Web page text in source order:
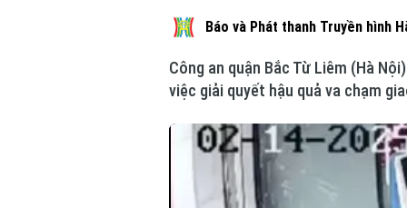
Xã hội
An ninh trật tự
Khoảnh khắc Hà
Ẩm thực
Hồ sơ
Người
Báo và Phát thanh Truyền hình
Công an quận Bắc Từ Liêm (Hà
việc giải quyết hậu quả va chạm
Skip Ad